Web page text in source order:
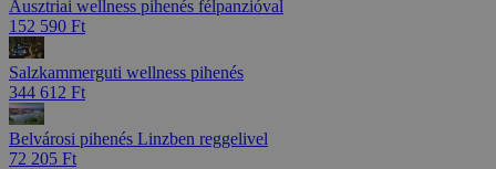
Ausztriai wellness pihenés félpanzióval
152 590 Ft
Salzkammerguti wellness pihenés
344 612 Ft
Belvárosi pihenés Linzben reggelivel
72 205 Ft